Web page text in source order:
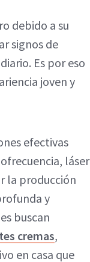
debido a su
signos de
Es por eso
joven y
efectivas
láser
la producción
y
buscan
cremas,
en casa que